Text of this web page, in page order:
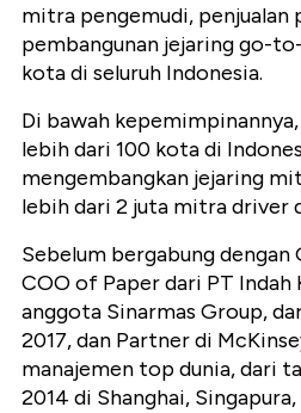
mitra pengemudi, penjualan
pembangunan jejaring go-
kota di seluruh Indonesia.
Di bawah
lebih dari 100 kota di
mengembangkan jejaring
lebih dari 2 juta mitra driver
Sebelum bergabung dengan
COO of Paper dari PT Indah
anggota Sinarmas Group,
2017, dan Partner di
manajemen top dunia, dari
2014 di Shanghai,